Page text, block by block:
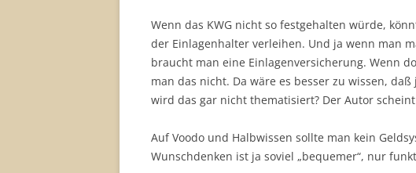
Wenn das KWG nicht so festgehalten würde,
der Einlagenhalter verleihen. Und ja wenn man
braucht man eine Einlagenversicherung. Wenn
man das nicht. Da wäre es besser zu wissen,
wird das gar nicht thematisiert? Der Autor
Auf Voodo und Halbwissen sollte man kein
Wunschdenken ist ja soviel „bequemer“, nur